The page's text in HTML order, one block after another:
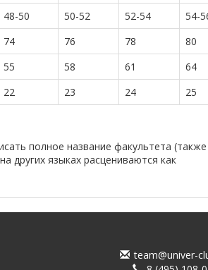
48-50 50-52 52-54
54-
74 76 78
80
55 58 61
64
22 23 24 25
полное название факультета (также
других языках расцениваются как
team@univer-